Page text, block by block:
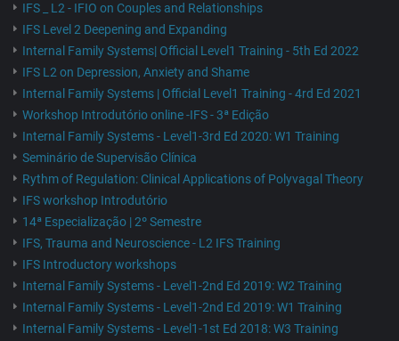
IFS _ L2 - IFIO on Couples and Relationships
IFS Level 2 Deepening and Expanding
Internal Family Systems| Official Level1 Training - 5th Ed 2022
IFS L2 on Depression, Anxiety and Shame
Internal Family Systems | Official Level1 Training - 4rd Ed 2021
Workshop Introdutório online -IFS - 3ª Edição
Internal Family Systems - Level1-3rd Ed 2020: W1 Training
Seminário de Supervisão Clínica
Rythm of Regulation: Clinical Applications of Polyvagal Theory
IFS workshop Introdutório
14ª Especialização | 2º Semestre
IFS, Trauma and Neuroscience - L2 IFS Training
IFS Introductory workshops
Internal Family Systems - Level1-2nd Ed 2019: W2 Training
Internal Family Systems - Level1-2nd Ed 2019: W1 Training
Internal Family Systems - Level1-1st Ed 2018: W3 Training